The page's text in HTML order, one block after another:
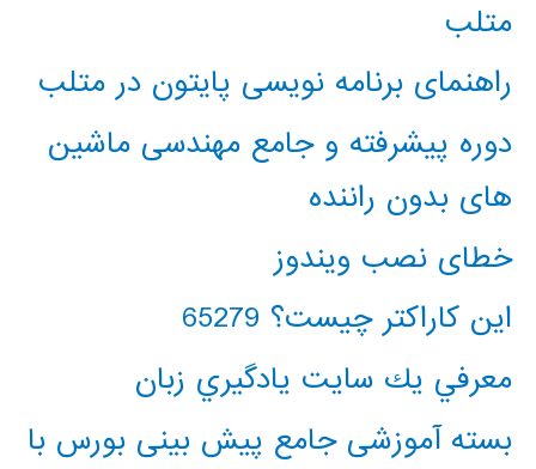
متلب
راهنمای برنامه نویسی پایتون در متلب
دوره پیشرفته و جامع مهندسی ماشین
های بدون راننده
خطای نصب ویندوز
این کاراکتر چیست؟ 65279
معرفي يك سايت يادگيري زبان
بسته آموزشی جامع پیش بینی بورس با